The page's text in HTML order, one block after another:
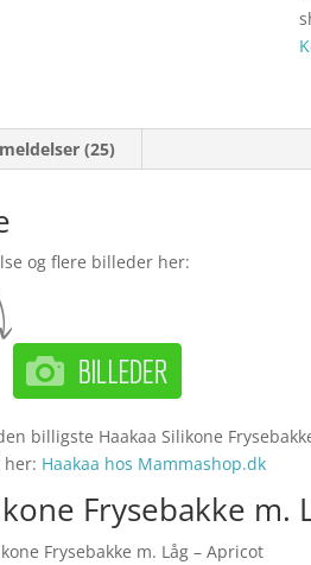
(25)
og flere billeder her:
billigste Haakaa Silikone
Haakaa hos Mammashop.dk
Frysebakke m.
Frysebakke m. Låg – Apricot